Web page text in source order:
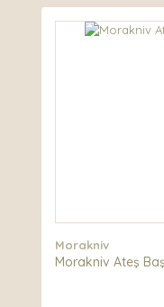
Morakniv
Morakniv Ateş